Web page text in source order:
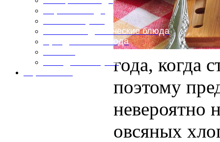
Постные и диетические блюда
Праздничные блюда
Холодные закускигода, когда
поэтому
невероятно
овсяных